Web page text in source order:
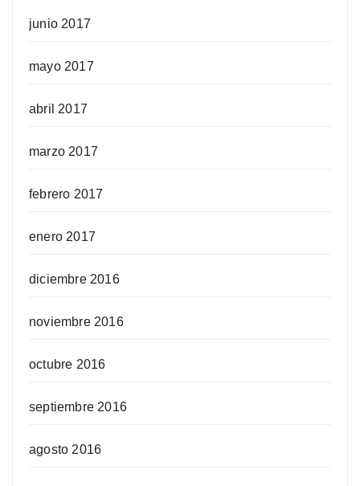
junio 2017
mayo 2017
abril 2017
marzo 2017
febrero 2017
enero 2017
diciembre 2016
noviembre 2016
octubre 2016
septiembre 2016
agosto 2016